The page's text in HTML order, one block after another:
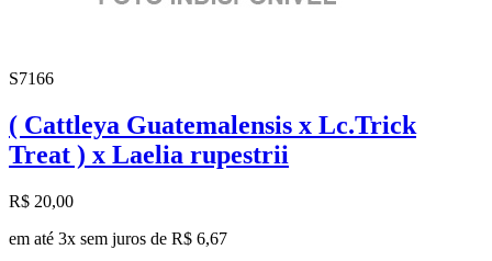
S7166
( Cattleya Guatemalensis x Lc.Trick
Treat ) x Laelia rupestrii
R$ 20,00
em até 3x sem juros de R$ 6,67